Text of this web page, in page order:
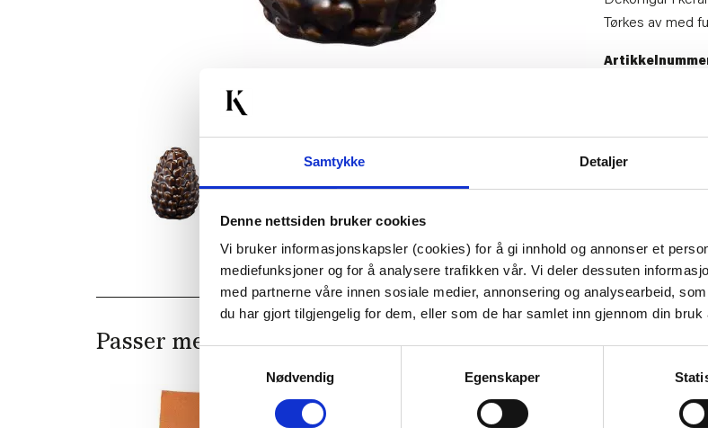
Samtykke Detaljer
Denne nettsiden bruker cookies
Vi bruker informasjonskapsler (cookies) for å gi innhold og annonser et
mediefunksjoner og for å analysere trafikken vår. Vi deler dessuten
med partnerne våre innen sosiale medier, annonsering og analysearbeid,
du har gjort tilgjengelig for dem, eller som de har samlet inn gjennom din bruk
Nødvendig
Egenskaper
Tørkes av med
Tips venner om
Last ned bilde
Passer med